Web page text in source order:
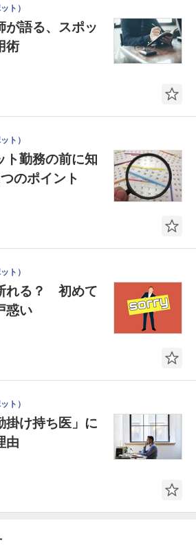
ト）
が語る、スポッ
術
ト）
ト勤務の前に知
のポイント
ト）
れる？ 初めて
惑い
ト）
掛け持ち医」に
由